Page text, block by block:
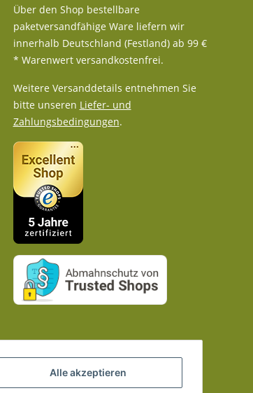
Über den Shop bestellbare
paketversandfähige Ware liefern wir
innerhalb Deutschland (Festland) ab 99 €
* Warenwert versandkostenfrei.
Weitere Versanddetails entnehmen Sie
bitte unseren Liefer- und
Zahlungsbedingungen.
Alle akzeptieren